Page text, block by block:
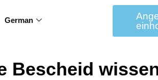
German
Bescheid